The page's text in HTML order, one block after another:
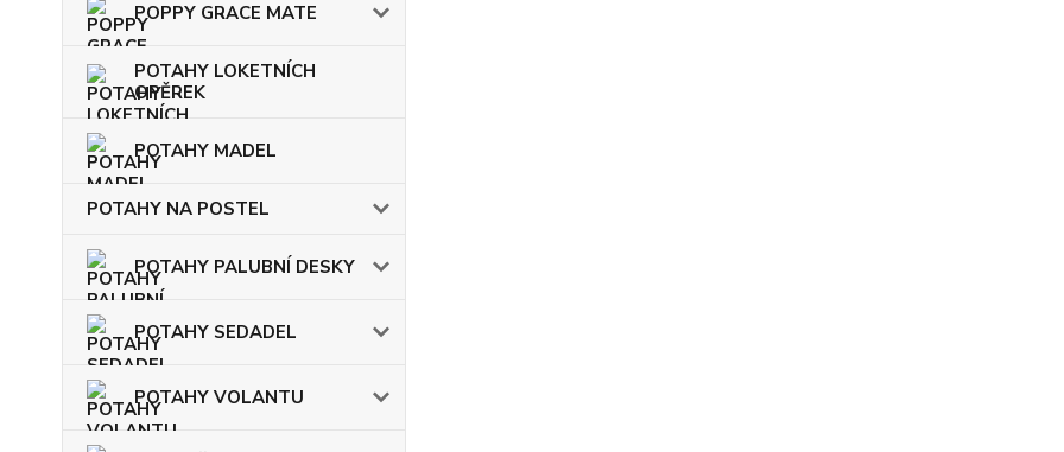
POPPY GRACE MATE
POTAHY LOKETNÍCH
OPĚREK
POTAHY MADEL
POTAHY NA POSTEL
POTAHY PALUBNÍ DESKY
POTAHY SEDADEL
POTAHY VOLANTU